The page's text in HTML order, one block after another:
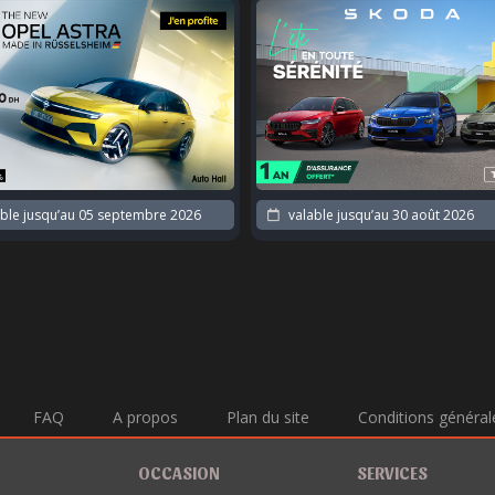
jusqu’au 05 septembre 2026 valable jusqu’au 30 août 2026
FAQ A propos Plan du site Conditions
OCCASION SERVICES